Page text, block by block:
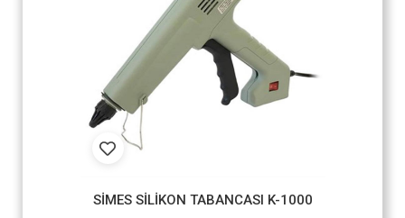
SİMES SİLİKON TABANCASI K-1000